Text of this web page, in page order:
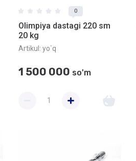
0
Olimpiya dastagi 220 sm
20 kg
Artikul: yo`q
1 500 000 so'm